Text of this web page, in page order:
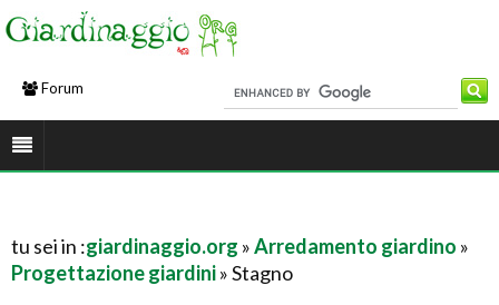
Forum
tu sei in :giardinaggio.org »Arredamento giardino »
Progettazione giardini» Stagno